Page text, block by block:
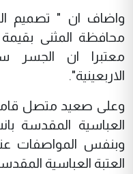
واضاف ان " تصميم
معتبرا ان الجسر
الاربعينية".
وعلى صعيد متصل قامت
العباسية المقدسة
وبنفس المواصفات
العتبة العباسية